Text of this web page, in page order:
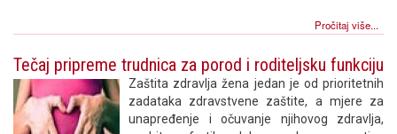
Pročitaj više...
Tečaj pripreme trudnica za porod i roditeljsku funkciju
Zaštita zdravlja žena jedan je od prioritetnih
zadataka zdravstvene zaštite, a mjere za
unapređenje i očuvanje njihovog zdravlja,